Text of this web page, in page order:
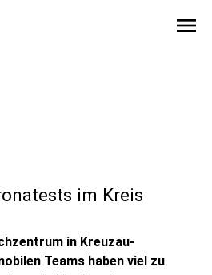
menu
im Kreis
in Kreuzau-
Teams haben viel zu